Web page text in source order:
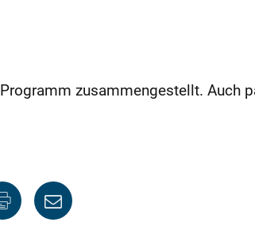
zusammengestellt. Auch